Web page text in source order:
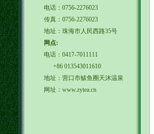
电话：0756-2276023
传真：0756-2276023
地址：珠海市人民西路35号
网点:
电话：0417-7011111
+86 013543011610
地址：营口市鲅鱼圈天沐温泉
网址：www.zytea.cn